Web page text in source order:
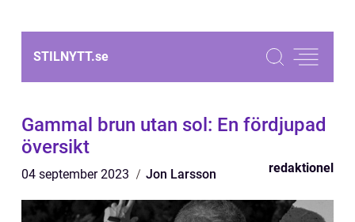
STILNYTT.se
Gammal brun utan sol: En fördjupad
översikt
04 september 2023 Jon Larsson redaktionel